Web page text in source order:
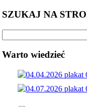
SZUKAJ NA
Warto wiedzieć